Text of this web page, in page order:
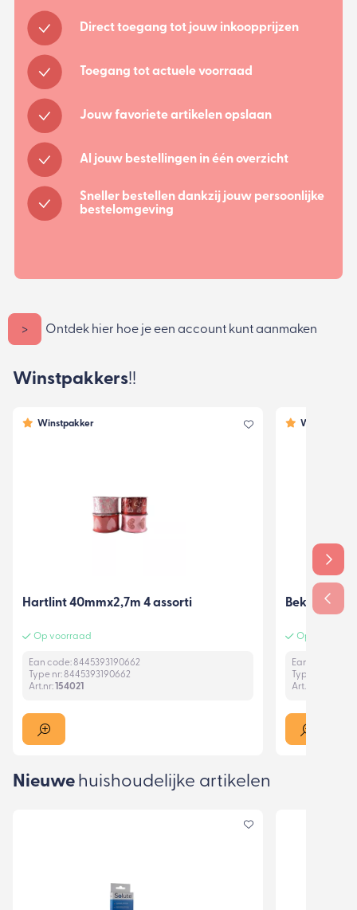
Direct toegang tot jouw inkoopprijzen
Toegang tot actuele voorraad
Jouw favoriete artikelen opslaan
Al jouw bestellingen in één overzicht
Sneller bestellen dankzij jouw persoonlijke
bestelomgeving
> Ontdek hier hoe je een account kunt aanmaken
Winstpakkers!!
Winstpakker
Hartlint 40mmx2,7m 4 assorti
Op voorraad
Ean code: 8445393190662
Type nr: 8445393190662
Art.nr:154021
Winstpakker
Beker
Op voorraad
Ean code:
Type nr:
Art.nr:
Nieuwe huishoudelijke artikelen